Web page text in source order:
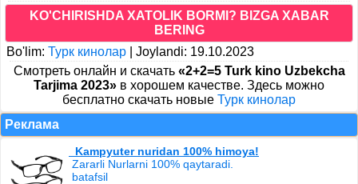
KO'CHIRISHDA XATOLIK BORMI? BIZGA XABAR
BERING
Bo'lim: Турк кинолар
Joylandi: 19.10.2023
Cмотреть онлайн и скачать «2+2=5 Turk kino Uzbekcha
Tarjima 2023» в хорошем качестве. Здесь можно
бесплатно скачать новые Турк кинолар
Реклама
Kampyuter nuridan 100% himoya!
Zararli Nurlarni 100% qaytaradi.
batafsil